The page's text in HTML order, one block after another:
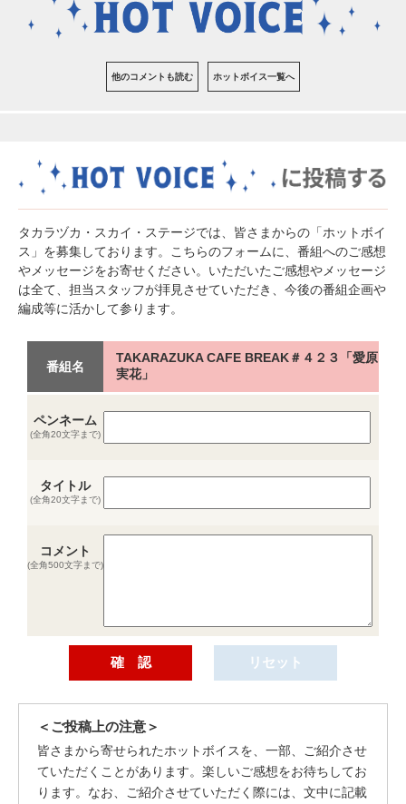
他のコメントも読む ホットボイス一覧へ
タカラヅカ・スカイ・ステージでは、皆さまからの「ホットボイ
ス」を募集しております。こちらのフォームに、番組へのご感想
やメッセージをお寄せください。いただいたご感想やメッセージ
は全て、担当スタッフが拝見させていただき、今後の番組企画や
編成等に活かして参ります。
番組名
TAKARAZUKA CAFE BREAK＃４２３「愛原
実花」
ペンネーム
(全角20文字まで)
タイトル
(全角20文字まで)
コメント
(全角500文字まで)
＜ご投稿上の注意＞
皆さまから寄せられたホットボイスを、一部、ご紹介させ
ていただくことがあります。楽しいご感想をお待ちしてお
ります。なお、ご紹介させていただく際には、文中に記載